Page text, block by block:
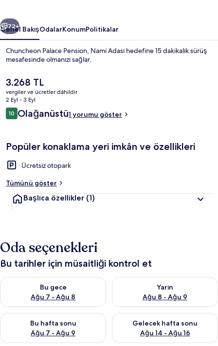
Sonraki
72+
Genel BakışOdalarKonumPolitikalar
Chuncheon Palace Pension, Nami Adası hedefine 15 dakikalık sürüş
mesafesinde olmanızı sağlar.
Şu
anki
fiyat
3.268 TL
3.268 TL
vergiler ve ücretler dâhildir
2 Eyl - 3 Eyl
Yorumlar
1010/10
Olağanüstü1 yorumu göster
Popüler konaklama yeri imkân ve özellikleri
Ücretsiz otopark
Tümünü göster
Başlıca özellikler (1)
Oda seçenekleri
Bu tarihler için müsaitliği kontrol et
Bu gece
Ağu 7 - Ağu 8
Bu gece için müsaitliği kontrol et Ağu 7 - Ağu 8
Yarın
Ağu 8 - Ağu 9
Yarın için müsaitliği kontrol
Bu hafta sonu
Ağu 7 - Ağu 9
Bu hafta sonu için müsaitliği kontrol et Ağu 7 - Ağu 9
Gelecek hafta sonu
Ağu 14 - Ağu 16
Önümüzdeki hafta sonu için